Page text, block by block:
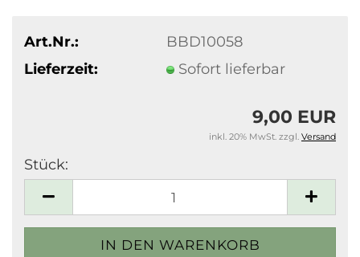
Art.Nr.:
BBD10058
Lieferzeit:
Sofort lieferbar
9,00 EUR
inkl. 20% MwSt. zzgl. Versand
Stück: